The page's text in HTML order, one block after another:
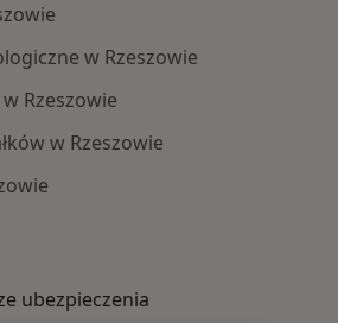
w Rzeszowie
Rzeszowie
w Rzeszowie
ubezpieczenia